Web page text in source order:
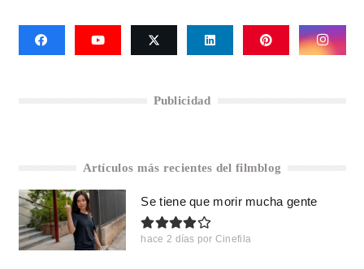
Publicidad
Artículos más recientes del filmblog
Se tiene que morir mucha gente
hace 2 días por Cinefila